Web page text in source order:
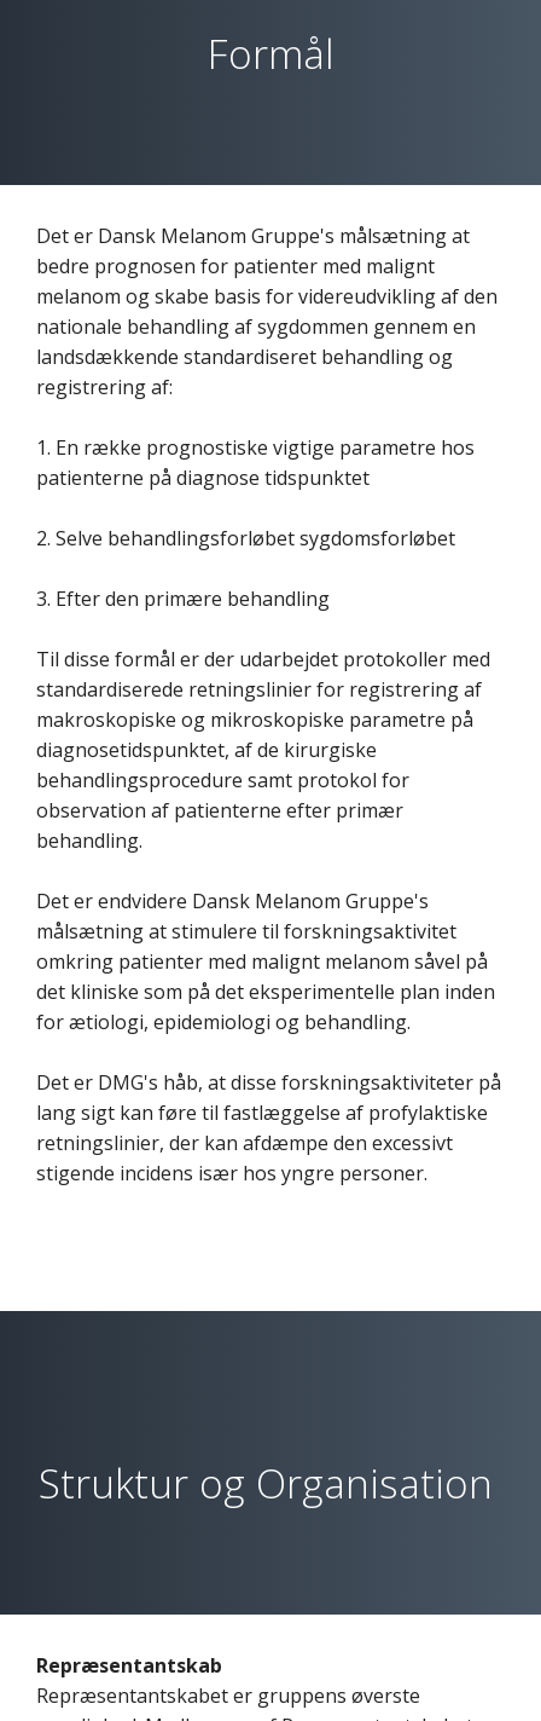
Formål
Det er Dansk Melanom Gruppe's målsætning at
bedre prognosen for patienter med malignt
melanom og skabe basis for videreudvikling af den
nationale behandling af sygdommen gennem en
landsdækkende standardiseret behandling og
registrering af:
1. En række prognostiske vigtige parametre hos
patienterne på diagnose tidspunktet
2. Selve behandlingsforløbet sygdomsforløbet
3. Efter den primære behandling
Til disse formål er der udarbejdet protokoller med
standardiserede retningslinier for registrering af
makroskopiske og mikroskopiske parametre på
diagnosetidspunktet, af de kirurgiske
behandlingsprocedure samt protokol for
observation af patienterne efter primær
behandling.
Det er endvidere Dansk Melanom Gruppe's
målsætning at stimulere til forskningsaktivitet
omkring patienter med malignt melanom såvel på
det kliniske som på det eksperimentelle plan inden
for ætiologi, epidemiologi og behandling.
Det er DMG's håb, at disse forskningsaktiviteter på
lang sigt kan føre til fastlæggelse af profylaktiske
retningslinier, der kan afdæmpe den excessivt
stigende incidens især hos yngre personer.
Struktur og Organisation
Repræsentantskab
Repræsentantskabet er gruppens øverste